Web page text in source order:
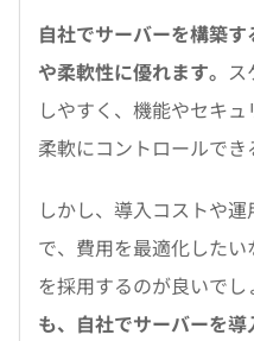
自社でサーバーを構築
や柔軟性に優れます。
しやすく、機能やセキ
柔軟にコントロールでき
しかし、導入コストや
で、費用を最適化した
を採用するのが良いでし
も、自社でサーバーを